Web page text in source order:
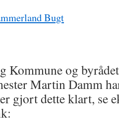
Bugt
Kommune og
Martin Damm
gjort dette klart, se